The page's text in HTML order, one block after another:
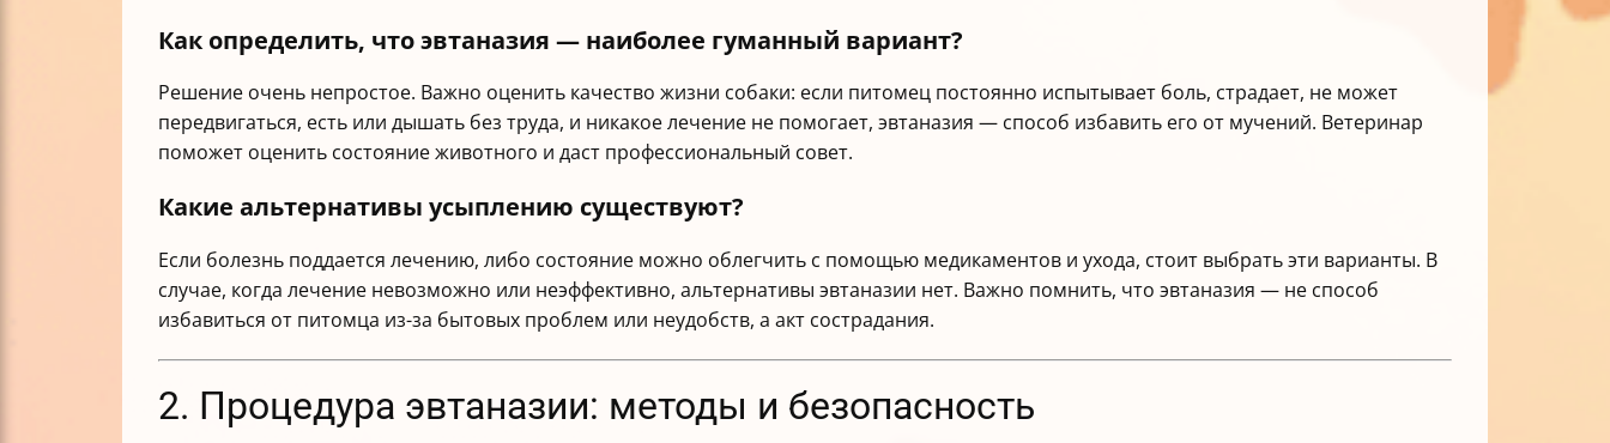
Как определить, что эвтаназия — наиболее гуманный вариант?
Решение очень непростое. Важно оценить качество жизни собаки: если питомец постоянно испытывает боль, страдает, не может
передвигаться, есть или дышать без труда, и никакое лечение не помогает, эвтаназия — способ избавить его от мучений. Ветеринар
поможет оценить состояние животного и даст профессиональный совет.
Какие альтернативы усыплению существуют?
Если болезнь поддается лечению, либо состояние можно облегчить с помощью медикаментов и ухода, стоит выбрать эти варианты. В
случае, когда лечение невозможно или неэффективно, альтернативы эвтаназии нет. Важно помнить, что эвтаназия — не способ
избавиться от питомца из-за бытовых проблем или неудобств, а акт сострадания.
2. Процедура эвтаназии: методы и безопасность